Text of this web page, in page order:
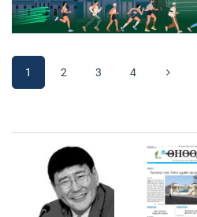
1 2 3 4